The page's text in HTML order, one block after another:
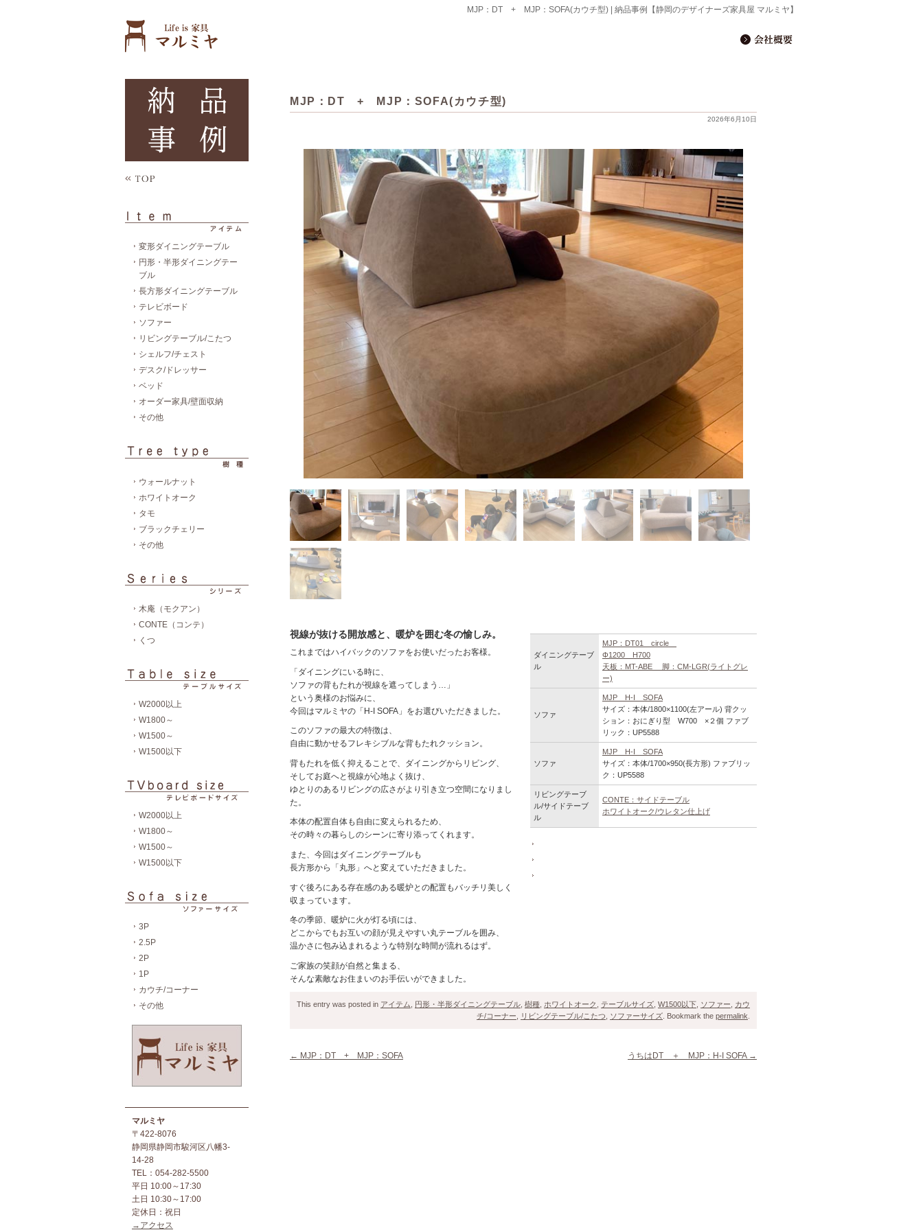
MJP：DT + MJP：SOFA(カウチ型) | 納品事例【静岡のデザイナーズ家具屋 マルミヤ】
変形ダイニングテーブル
円形・半形ダイニングテー
ブル
長方形ダイニングテーブル
テレビボード
ソファー
リビングテーブル/こたつ
シェルフ/チェスト
デスク/ドレッサー
ベッド
オーダー家具/壁面収納
その他
ウォールナット
ホワイトオーク
タモ
ブラックチェリー
その他
木庵（モクアン）
CONTE（コンテ）
くつ
W2000以上
W1800～
W1500～
W1500以下
W2000以上
W1800～
W1500～
W1500以下
3P
2.5P
2P
1P
カウチ/コーナー
その他
マルミヤ
〒422-8076
静岡県静岡市駿河区八幡3-
14-28
TEL：054-282-5500
平日 10:00～17:30
土日 10:30～17:00
定休日：祝日
→アクセス
MJP：DT + MJP：SOFA(カウチ型)
2026年6月10日
視線が抜ける開放感と、暖炉を囲む冬の愉しみ。
これまではハイバックのソファをお使いだったお客様。
「ダイニングにいる時に、
ソファの背もたれが視線を遮ってしまう…」
という奥様のお悩みに、
今回はマルミヤの「H-I SOFA」をお選びいただきました。
このソファの最大の特徴は、
自由に動かせるフレキシブルな背もたれクッション。
背もたれを低く抑えることで、ダイニングからリビング、
そしてお庭へと視線が心地よく抜け、
ゆとりのあるリビングの広さがより引き立つ空間になりまし
た。
本体の配置自体も自由に変えられるため、
その時々の暮らしのシーンに寄り添ってくれます。
また、今回はダイニングテーブルも
長方形から「丸形」へと変えていただきました。
すぐ後ろにある存在感のある暖炉との配置もバッチリ美しく
収まっています。
冬の季節、暖炉に火が灯る頃には、
どこからでもお互いの顔が見えやすい丸テーブルを囲み、
温かさに包み込まれるような特別な時間が流れるはず。
ご家族の笑顔が自然と集まる、
そんな素敵なお住まいのお手伝いができました。
ダイニングテーブ
ル
MJP：DT01 circle
Φ1200 H700
天板：MT-ABE 脚：CM-LGR(ライトグレ
ー)
ソファ
MJP H-I SOFA
サイズ：本体/1800×1100(左アール) 背クッ
ション：おにぎり型 W700 ×２個 ファブ
リック：UP5588
ソファ
MJP H-I SOFA
サイズ：本体/1700×950(長方形) ファブリッ
ク：UP5588
リビングテーブ
ル/サイドテーブ
ル
CONTE：サイドテーブル
ホワイトオーク/ウレタン仕上げ
This entry was posted in アイテム 円形・半形ダイニングテーブル 樹種 ホワイトオーク テーブルサイズ W1500以下 ソファー
カウ
チ/コーナー
リビングテーブル/こたつ ソファーサイズ . Bookmark the permalink
← MJP：DT + MJP：SOFA うちはDT ＋ MJP：H-I SOFA →